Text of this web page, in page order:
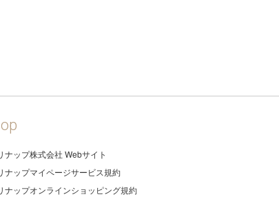
ナップ株式会社 Webサイト
ナップマイページサービス規約
ナップオンラインショッピング規約